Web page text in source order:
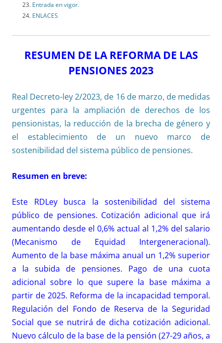
Entrada en vigor.
ENLACES
RESUMEN DE LA REFORMA DE LAS
PENSIONES 2023
Real Decreto-ley 2/2023, de 16 de marzo, de medidas
urgentes para la ampliación de derechos de los
pensionistas, la reducción de la brecha de género y
el establecimiento de un nuevo marco de
sostenibilidad del sistema público de pensiones.
Resumen en breve:
Este RDLey busca la sostenibilidad del sistema
público de pensiones. Cotización adicional que irá
aumentando desde el 0,6% actual al 1,2% del salario
(Mecanismo de Equidad Intergeneracional).
Aumento de la base máxima anual un 1,2% superior
a la subida de pensiones. Pago de una cuota
adicional sobre lo que supere la base máxima a
partir de 2025. Reforma de la incapacidad temporal.
Regulación del Fondo de Reserva de la Seguridad
Social que se nutrirá de dicha cotización adicional.
Nuevo cálculo de la base de la pensión (27-29 años, a